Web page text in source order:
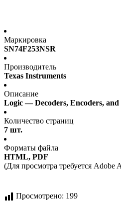
Маркировка
SN74F253NSR
Производитель
Texas Instruments
Описание
Logic — Decoders, Encoders,
Количество страниц
7 шт.
Форматы файла
HTML, PDF
(Для просмотра требуется Adobe
Просмотрено: 199